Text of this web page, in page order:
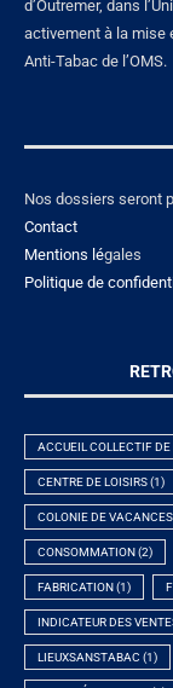
d’Outremer, dans
activement à la mise
Anti-Tabac de l’OMS.
Nos dossiers seront
Contact
Mentions légales
Politique de
ACCUEIL COLLECTIF DE
CENTRE DE LOISIRS(1)
COLONIE DE VACANCES
CONSOMMATION (2)
FABRICATION (1)
INDICATEUR DES
LIEUXSANSTABAC (1)